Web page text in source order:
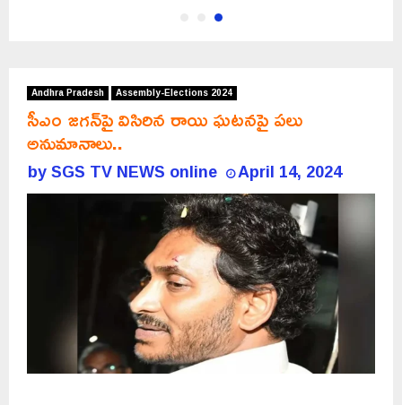
Andhra Pradesh Assembly-Elections 2024
సీఎం జగన్‌పై విసిరిన రాయి ఘటనపై పలు
అనుమానాలు..
bySGS TV NEWS online April 14, 2024